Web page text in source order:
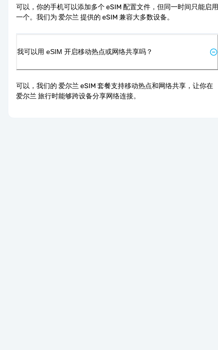
可以，你的手机可以添加多个 eSIM 配置文件，但同一时间只能启用
一个。我们为 爱尔兰 提供的 eSIM 兼容大多数设备。
我可以用 eSIM 开启移动热点或网络共享吗？
可以，我们的 爱尔兰 eSIM 套餐支持移动热点和网络共享，让你在
爱尔兰 旅行时能够跨设备分享网络连接。